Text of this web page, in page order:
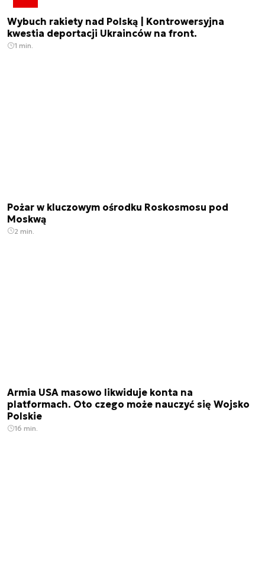
Wybuch rakiety nad Polską | Kontrowersyjna
kwestia deportacji Ukrainców na front.
1 min.
Pożar w kluczowym ośrodku Roskosmosu pod
Moskwą
2 min.
Armia USA masowo likwiduje konta na
platformach. Oto czego może nauczyć się Wojsko
Polskie
16 min.